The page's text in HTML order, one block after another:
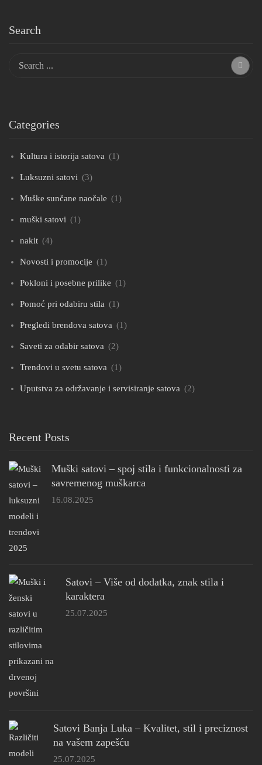
Search
Categories
Kultura i istorija satova (1)
Luksuzni satovi (3)
Muške sunčane naočale (1)
muški satovi (1)
nakit (4)
Novosti i promocije (1)
Pokloni i posebne prilike (1)
Pomoć pri odabiru stila (1)
Pregledi brendova satova (1)
Saveti za odabir satova (2)
Trendovi u svetu satova (1)
Uputstva za održavanje i servisiranje satova (2)
Recent Posts
Muški satovi – spoj stila i funkcionalnosti za
savremenog muškarca
16.08.2025
Satovi – Više od dodatka, znak stila i
karaktera
25.07.2025
Satovi Banja Luka – Kvalitet, stil i preciznost
na vašem zapešću
25.07.2025